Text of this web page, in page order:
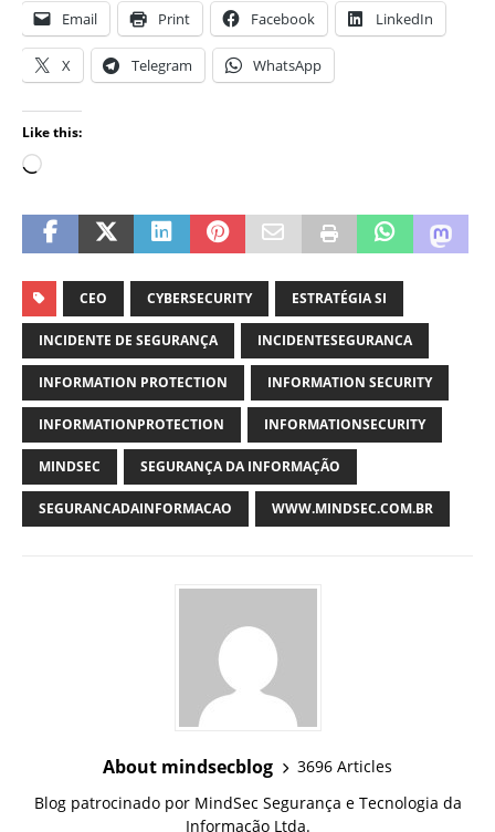
Email Print Facebook LinkedIn
X Telegram WhatsApp
Like this:
CEO CYBERSECURITY ESTRATÉGIA SI
INCIDENTE DE SEGURANÇA INCIDENTESEGURANCA
INFORMATION PROTECTION INFORMATION SECURITY
INFORMATIONPROTECTION INFORMATIONSECURITY
MINDSEC SEGURANÇA DA INFORMAÇÃO
SEGURANCADAINFORMACAO WWW.MINDSEC.COM.BR
About mindsecblog
3696 Articles
Blog patrocinado por MindSec Segurança e Tecnologia da
Informação Ltda.